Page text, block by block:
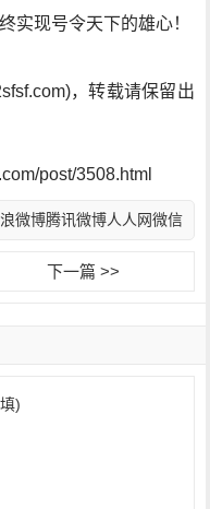
实现号令天下的雄心！
，转载请保留出
post/3508.html
微博腾讯微博人人网微信
下一篇 >>
)